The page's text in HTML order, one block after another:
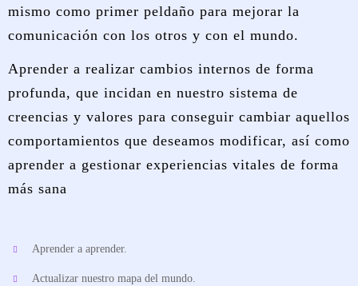
mismo como primer peldaño para mejorar la
comunicación con los otros y con el mundo.
Aprender a realizar cambios internos de forma
profunda, que incidan en nuestro sistema de
creencias y valores para conseguir cambiar aquellos
comportamientos que deseamos modificar, así como
aprender a gestionar experiencias vitales de forma
más sana
Aprender a aprender.
Actualizar nuestro mapa del mundo.